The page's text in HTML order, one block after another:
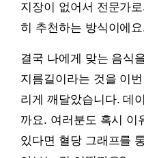
지장이 없어서 전문가
히 추천하는 방식이에
결국 나에게 맞는 음식
지름길이라는 것을 이
리게 깨달았습니다. 데
까요. 여러분도 혹시 이
있다면 혈당 그래프를